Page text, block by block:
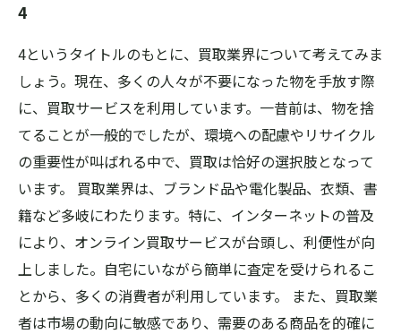
4
4というタイトルのもとに、買取業界について考えてみま
しょう。現在、多くの人々が不要になった物を手放す際
に、買取サービスを利用しています。一昔前は、物を捨
てることが一般的でしたが、環境への配慮やリサイクル
の重要性が叫ばれる中で、買取は恰好の選択肢となって
います。 買取業界は、ブランド品や電化製品、衣類、書
籍など多岐にわたります。特に、インターネットの普及
により、オンライン買取サービスが台頭し、利便性が向
上しました。自宅にいながら簡単に査定を受けられるこ
とから、多くの消費者が利用しています。 また、買取業
者は市場の動向に敏感であり、需要のある商品を的確に